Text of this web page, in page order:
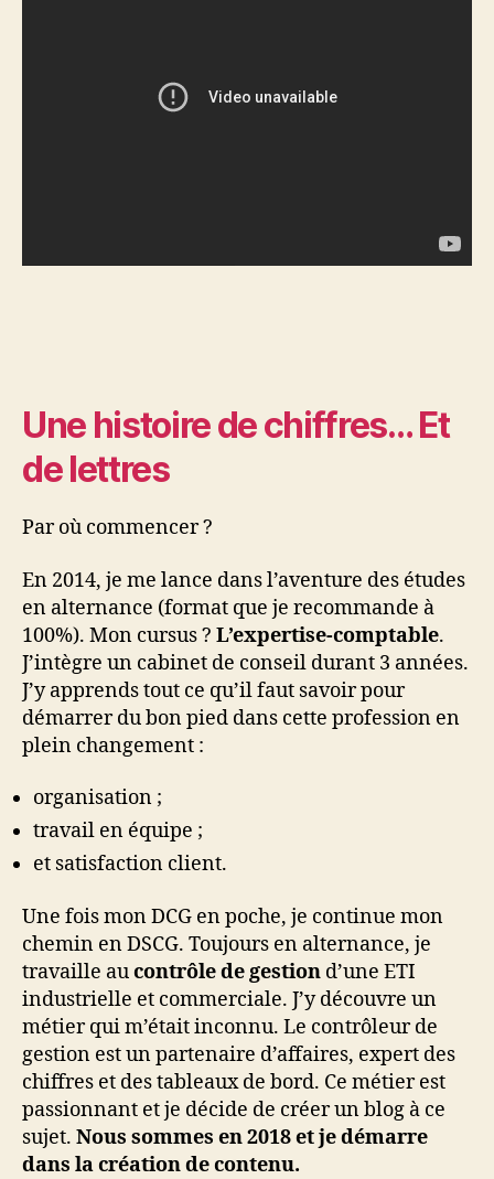
Une histoire de chiffres… Et
de lettres
Par où commencer ?
En 2014, je me lance dans l’aventure des études
en alternance (format que je recommande à
100%). Mon cursus ? L’expertise-comptable.
J’intègre un cabinet de conseil durant 3 années.
J’y apprends tout ce qu’il faut savoir pour
démarrer du bon pied dans cette profession en
plein changement :
organisation ;
travail en équipe ;
et satisfaction client.
Une fois mon DCG en poche, je continue mon
chemin en DSCG. Toujours en alternance, je
travaille aucontrôle de gestion d’une ETI
industrielle et commerciale. J’y découvre un
métier qui m’était inconnu. Le contrôleur de
gestion est un partenaire d’affaires, expert des
chiffres et des tableaux de bord. Ce métier est
passionnant et je décide de créer un blog à ce
sujet. Nous sommes en 2018 et je démarre
dans la création de contenu.